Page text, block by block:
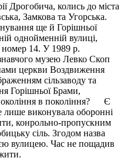
Дрогобича, колись до міста
Замкова та Угорська.
ще й Горішньої
однойменній вулиці,
номер 14. У 1989 р.
музею Левко Скоп
церкви Воздвиження
сільзаводу та
Горішньої Брами,
покоління в покоління? Є
лише виконувала оборонні
конрольно-пропускним
сіль. Згодом назва
вулицею. Час не пощадив
залишилась жити.